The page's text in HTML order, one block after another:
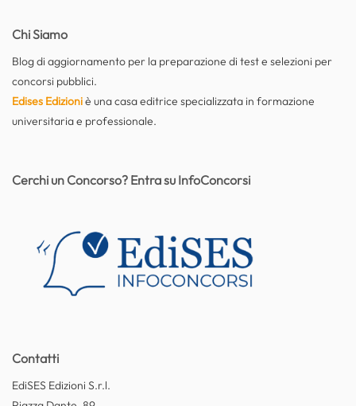
Chi Siamo
Blog di aggiornamento per la preparazione di test e selezioni per
concorsi pubblici.
Edises Edizioniè una casa editrice specializzata in formazione
universitaria e professionale.
Contatti
EdiSES Edizioni S.r.l.
Cerchi un Concorso? Entra su InfoConcorsi